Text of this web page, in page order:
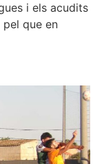
i els acudits
que en